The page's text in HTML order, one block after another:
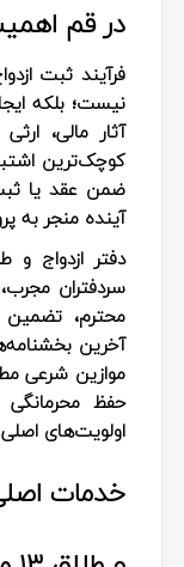
در قم
فرآیند ثبت
نیست؛ بلکه
آثار مالی،
کوچک‌ترین
ضمن عقد یا
آینده منجر به
سردفتران
محترم،
آخرین
موازین شرعی
حفظ محرمانگی
اولویت‌های
خدمات